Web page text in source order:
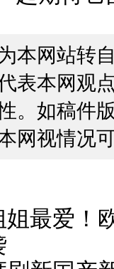
本网站转
表本网观
。如稿件
网视情况
姐最爱！